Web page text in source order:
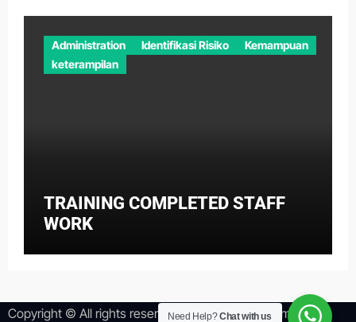
Administration Identifikasi Risiko
Kemampuan
keterampilan
TRAINING COMPLETED STAFF
WORK
Copyright © All rights reserved|NewsperbyThemeansar .
Need Help?Chat with us